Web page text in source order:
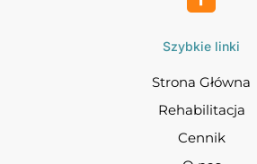
Szybkie linki
Strona Główna
Rehabilitacja
Cennik